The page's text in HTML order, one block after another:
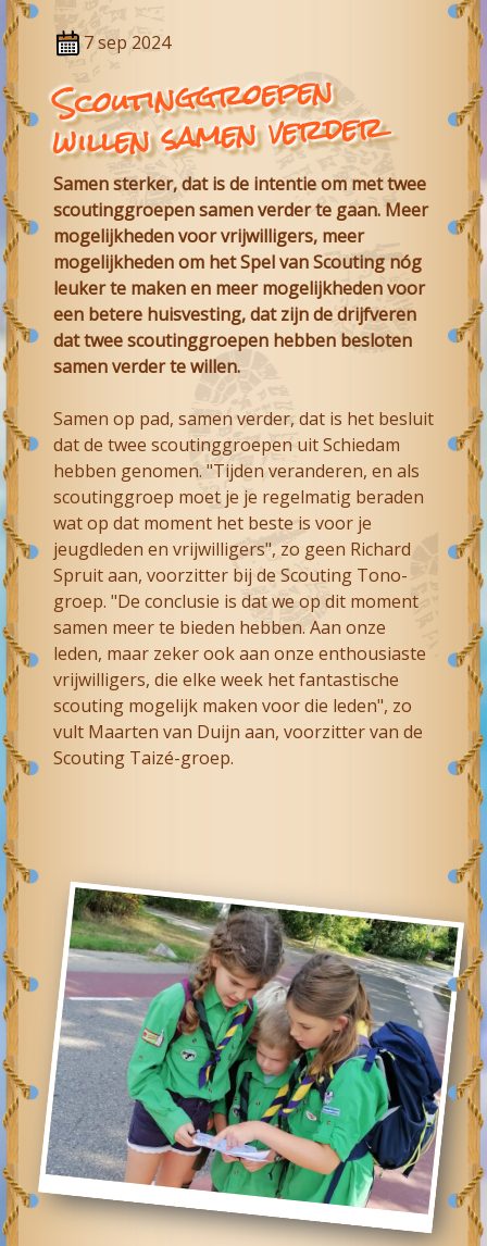
7 sep 2024
Scoutinggroepen
willen samen verder
Samen sterker, dat is de intentie om met twee
scoutinggroepen samen verder te gaan. Meer
mogelijkheden voor vrijwilligers, meer
mogelijkheden om het Spel van Scouting nóg
leuker te maken en meer mogelijkheden voor
een betere huisvesting, dat zijn de drijfveren
dat twee scoutinggroepen hebben besloten
samen verder te willen.
Samen op pad, samen verder, dat is het besluit
dat de twee scoutinggroepen uit Schiedam
hebben genomen. "Tijden veranderen, en als
scoutinggroep moet je je regelmatig beraden
wat op dat moment het beste is voor je
jeugdleden en vrijwilligers", zo geen Richard
Spruit aan, voorzitter bij de Scouting Tono-
groep. "De conclusie is dat we op dit moment
samen meer te bieden hebben. Aan onze
leden, maar zeker ook aan onze enthousiaste
vrijwilligers, die elke week het fantastische
scouting mogelijk maken voor die leden", zo
vult Maarten van Duijn aan, voorzitter van de
Scouting Taizé-groep.